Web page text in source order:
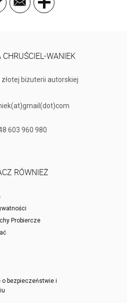
WANIEK
biżuterii autorskiej
603 960 980
RÓWNIEŻ
Probiercze
o bezpieczeństwie i